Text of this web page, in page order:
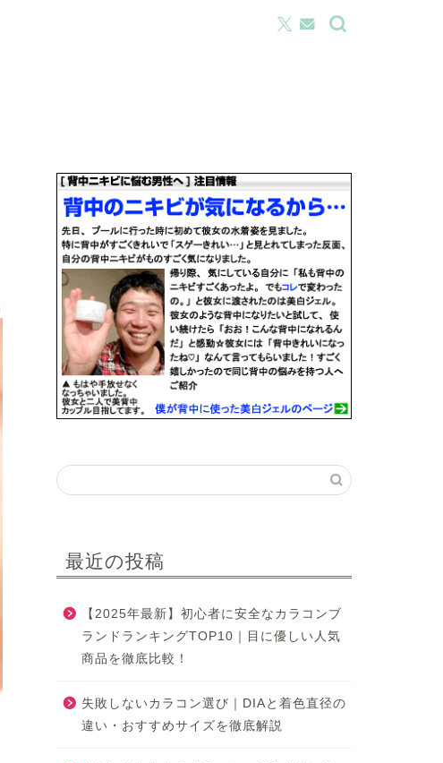
最近の投稿
【2025年最新】初心者に安全なカラコンブ
ランドランキングTOP10｜目に優しい人気
商品を徹底比較！
失敗しないカラコン選び｜DIAと着色直径の
違い・おすすめサイズを徹底解説